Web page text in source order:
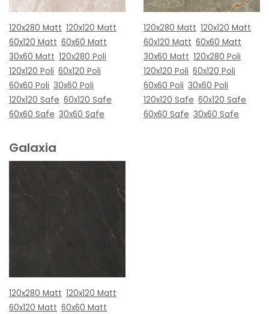
120x280 Matt 120x120 Matt
60x120 Matt 60x60 Matt
30x60 Matt 120x280 Poli
120x120 Poli 60x120 Poli
60x60 Poli 30x60 Poli
120x120 Safe 60x120 Safe
60x60 Safe 30x60 Safe
120x280 Matt 120x120 Matt
60x120 Matt 60x60 Matt
30x60 Matt 120x280 Poli
120x120 Poli 60x120 Poli
60x60 Poli 30x60 Poli
120x120 Safe 60x120 Safe
60x60 Safe 30x60 Safe
Galaxia
120x280 Matt 120x120 Matt
60x120 Matt 60x60 Matt